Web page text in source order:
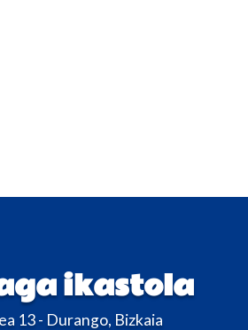
ikastola
13 - Durango, Bizkaia